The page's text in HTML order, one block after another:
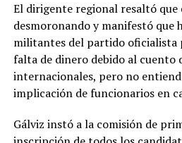
El dirigente regional resaltó que
desmoronando y manifestó que
militantes del partido oficialista
falta de dinero debido al cuento
internacionales, pero no
implicación de funcionarios en
Gálviz instó a la comisión de